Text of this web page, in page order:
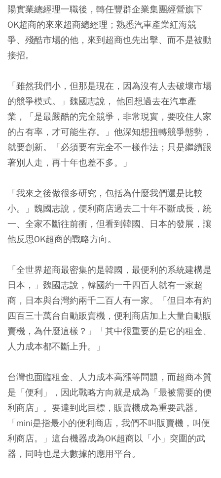
陽實業總經理一職後，轉任豐群企業集團經營旗下
OK超商的來來超商總經理；熟悉汽車產業紅海競
爭、殘酷市場的他，來到超商也先出擊、而不是被動
接招。
「雖然我們小，但那是現在，因為沒有人去破壞市場
的競爭模式。」魏國志說， 他回想過去在汽車產
業，「是最嚴酷的完全競爭，非常現實，要咬住人家
的占有率，才可能生存。」他深知想扭轉競爭態勢，
就要創新。「必須要有完全不一樣作法；只是繼續跟
著別人走，再十年也差不多。」
「我來之後做很多研究，包括為什麼我們還是比較
小。」魏國志說，便利商店過去二十年不斷成長，統
一、全家不斷往前衝，但看到韓國、日本的發展，讓
他反思OK超商的戰略方向。
「全世界超商最密集的是韓國，最便利的系統建構是
日本，」魏國志說，韓國約一千四百人就有一家超
商，日本與台灣約兩千二百人有一家。「但日本有約
四百三十萬台自動販賣機，便利商店加上大量自動販
賣機，為什麼這樣？」「其中很重要的是它的租金、
人力成本都不斷上升。」
台灣也面臨租金、人力成本高漲等問題，而超商本質
是「便利」，因此戰略方向就是成為「最被需要的便
利商店」。要達到此目標，販賣機成為重要武器。
「mini是指最小的便利商店，我們不叫販賣機，叫便
利商店。」這台機器成為OK超商以「小」突圍的武
器，同時也是大數據的應用平台。